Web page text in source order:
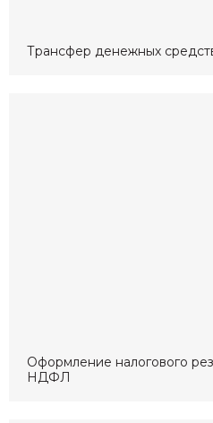
Трансфер денежных
Оформление налогового
НДФЛ